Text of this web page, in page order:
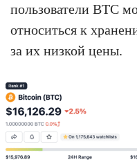
пользователи BTC
относиться к
за их низкой цены.